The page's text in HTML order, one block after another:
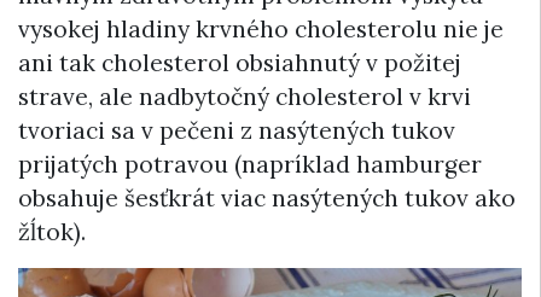
vysokej hladiny krvného cholesterolu nie je
ani tak cholesterol obsiahnutý v požitej
strave, ale nadbytočný cholesterol v krvi
tvoriaci sa v pečeni z nasýtených tukov
prijatých potravou (napríklad hamburger
obsahuje šesťkrát viac nasýtených tukov ako
žĺtok).